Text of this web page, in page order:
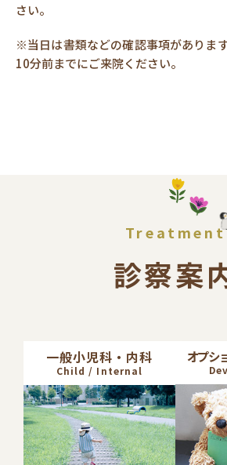
さい。
※当日は書類などの確認事項がありま
10分前までにご来院ください。
診察案
一般小児科・内科
Child / Internal
オプシ